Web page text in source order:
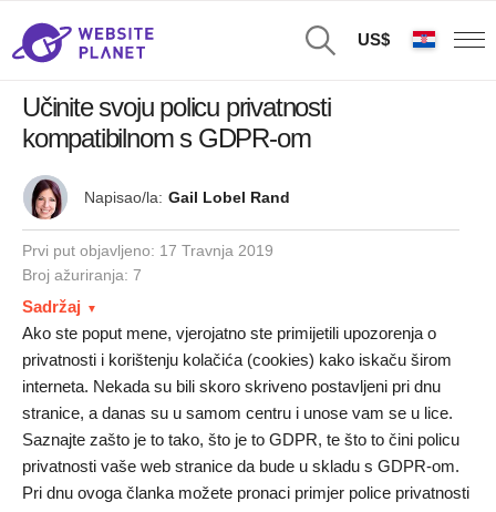
US$
Učinite svoju policu privatnosti
kompatibilnom s GDPR-om
Napisao/la: Gail Lobel Rand
Prvi put objavljeno: 17 Travnja 2019
Broj ažuriranja: 7
Sadržaj
Ako ste poput mene, vjerojatno ste primijetili upozorenja o
privatnosti i korištenju kolačića (cookies) kako iskaču širom
interneta. Nekada su bili skoro skriveno postavljeni pri dnu
stranice, a danas su u samom centru i unose vam se u lice.
Saznajte zašto je to tako, što je to GDPR, te što to čini policu
privatnosti vaše web stranice da bude u skladu s GDPR-om.
Pri dnu ovoga članka možete pronaci primjer police privatnosti